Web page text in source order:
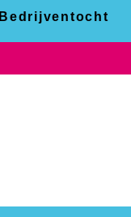
Bedrijventocht